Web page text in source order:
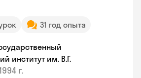
31 год опыта
институт им. В.Г.
г.